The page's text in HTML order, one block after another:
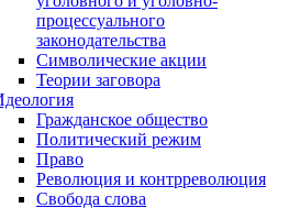
процессуального
законодательства
Символические акции
Теории заговора
Гражданское общество
Политический режим
Право
Революция и контрреволюция
Свобода слова